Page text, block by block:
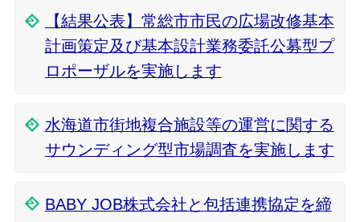
【結果公表】常総市市民の広場改修基本
計画策定及び基本設計業務委託公募型プ
ロポーザルを実施します
水海道市街地複合施設等の運営に関する
サウンディング型市場調査を実施します
BABY JOB株式会社と包括連携協定を締